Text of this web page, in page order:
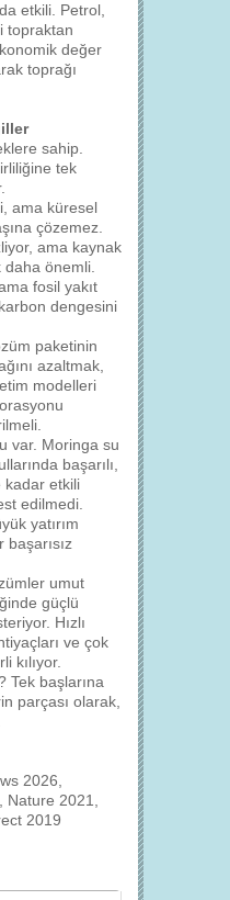
etkili. Petrol,
topraktan
değer
toprağı
sahip.
tek
ama küresel
çözemez.
ama kaynak
daha önemli.
fosil yakıt
dengesini
paketinin
azaltmak,
modelleri
var. Moringa su
başarılı,
kadar etkili
edilmedi.
yatırım
umut
güçlü
Hızlı
ve çok
kılıyor.
Tek başlarına
parçası olarak,
2026,
2021,
2019